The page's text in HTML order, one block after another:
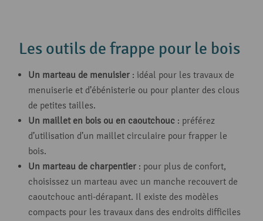
Les outils de frappe pour le bois
Un marteau de menuisier : idéal pour les travaux de
menuiserie et d’ébénisterie ou pour planter des clous
de petites tailles.
Un maillet en bois ou en caoutchouc : préférez
d’utilisation d’un maillet circulaire pour frapper le
bois.
Un marteau de charpentier : pour plus de confort,
choisissez un marteau avec un manche recouvert de
caoutchouc anti-dérapant. Il existe des modèles
compacts pour les travaux dans des endroits difficiles